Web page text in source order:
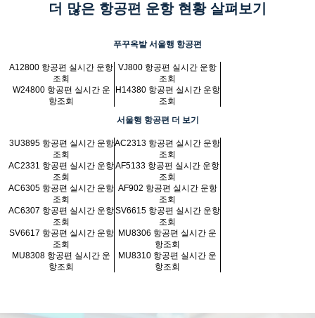
더 많은 항공편 운항 현황 살펴보기
푸꾸옥발 서울행 항공편
A12800 항공편 실시간 운항
조회
VJ800 항공편 실시간 운항
조회
W24800 항공편 실시간 운
항조회
H14380 항공편 실시간 운항
조회
서울행 항공편 더 보기
3U3895 항공편 실시간 운항
조회
AC2313 항공편 실시간 운항
조회
AC2331 항공편 실시간 운항
조회
AF5133 항공편 실시간 운항
조회
AC6305 항공편 실시간 운항
조회
AF902 항공편 실시간 운항
조회
AC6307 항공편 실시간 운항
조회
SV6615 항공편 실시간 운항
조회
SV6617 항공편 실시간 운항
조회
MU8306 항공편 실시간 운
항조회
MU8308 항공편 실시간 운
항조회
MU8310 항공편 실시간 운
항조회